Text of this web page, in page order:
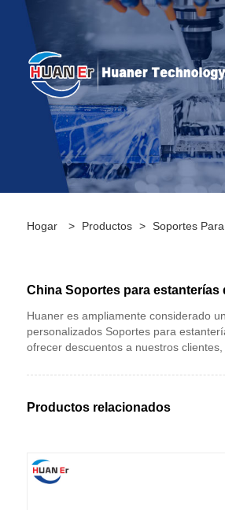
Hogar > Productos > Soportes
China Soportes para
Huaner es ampliamente considerado
personalizados Soportes para
ofrecer descuentos a nuestros
Productos relacionados